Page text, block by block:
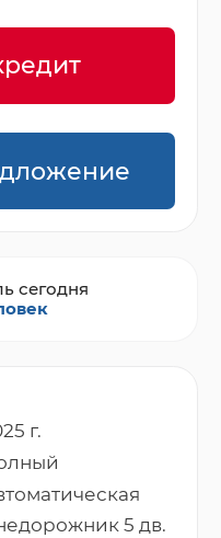
г.
5 дв.
сегодня